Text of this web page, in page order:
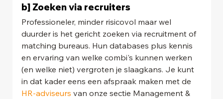
b] Zoeken via recruiters
Professioneler, minder risicovol maar wel
duurder is het gericht zoeken via recruitment of
matching bureaus. Hun databases plus kennis
en ervaring van welke combi's kunnen werken
(en welke niet) vergroten je slaagkans. Je kunt
in dat kader eens een afspraak maken met de
HR-adviseurs van onze sectie Management &